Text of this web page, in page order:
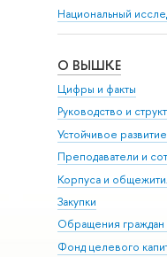
Национальный
О ВЫШКЕ
Цифры и факты
Руководство и
Устойчивое
Преподаватели и
Корпуса и
Закупки
Обращения
Фонд целевого